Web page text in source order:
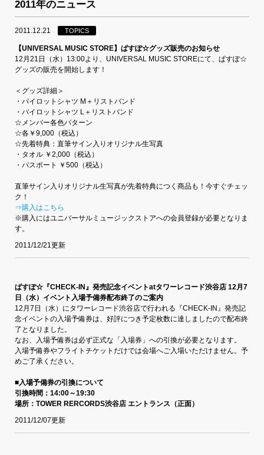
2011年のニュース
2011.12.21 TOPICS
【UNIVERSAL MUSIC STORE】ぱすぽ☆グッズ販売のお知らせ
12月21日（水）13:00より、UNIVERSAL MUSIC STOREにて、ぱすぽ☆
グッズの販売を開始します！
＜グッズ詳細＞
・パイロットシャツ M＋リストバンド
・パイロットシャツ L＋リストバンド
☆メンバー各色パターン
☆各￥9,000（税込）
☆先着特典：直筆サイン入りオリジナル生写真
・タオル ￥2,000（税込）
・パスポート ￥500（税込）
直筆サイン入りオリジナル生写真が先着特典につく商品も！今すぐチェッ
ク！
⇒購入はこちら
※購入にはユニバーサルミュージックストアへの会員登録が必要となりま
す。
2011/12/21更新
ぱすぽ☆『CHECK-IN』発売記念イベントatタワーレコード渋谷店 12月7
日（水）イベント入場予備券配布終了のご案内
12月7日（水）にタワーレコード渋谷店で行われる『CHECK-IN』発売記
念イベントの入場予備券は、好評につき予定枚数に達しましたので配布終
了となりました。
なお、入場予備券は必ず正式な「入場券」への引換が必要となります。
入場予備券やフライトチケットだけでは会場へご入場いただけません。予
めご了承ください。
■入場予備券の引換について
引換時間：14:00～19:30
場所：TOWER RERCORDS渋谷店 エントランス（正面）
2011/12/07更新